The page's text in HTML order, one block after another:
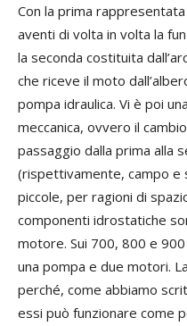
Con la prima
aventi di volta in volta la
la seconda costituita
che riceve il moto
pompa idraulica. Vi è poi
meccanica, ovvero il
passaggio dalla prima alla
(rispettivamente, campo e
piccole, per ragioni di
componenti idrostatiche
motore. Sui 700, 800 e
una pompa e due motori.
perché, come abbiamo
essi può funzionare come